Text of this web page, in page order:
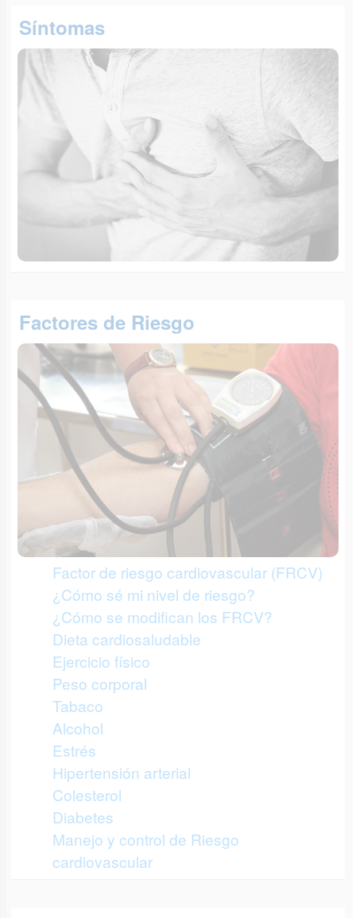
Síntomas
Factores de Riesgo
Factor de riesgo cardiovascular (FRCV)
¿Cómo sé mi nivel de riesgo?
¿Cómo se modifican los FRCV?
Dieta cardiosaludable
Ejercicio físico
Peso corporal
Tabaco
Alcohol
Estrés
Hipertensión arterial
Colesterol
Diabetes
Manejo y control de Riesgo
cardiovascular